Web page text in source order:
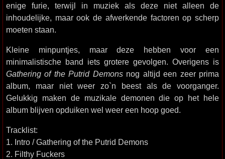
enige furie, terwijl in muziek als deze niet alleen de
inhoudelijke, maar ook de afwerkende factoren op scherp
moeten staan.
Kleine minpuntjes, maar deze hebben voor een
minimalistische band iets grotere gevolgen. Overigens is
Gathering of the Putrid Demons nog altijd een zeer prima
album, maar niet weer zo`n beest als de voorganger.
Gelukkig maken de muzikale demonen die op het hele
album blijven opduiken wel weer een hoop goed.
Tracklist:
1. Intro / Gathering of the Putrid Demons
2. Filthy Fuckers